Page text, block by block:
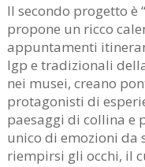
Il secondo progetto è “
propone un ricco
appuntamenti
Igp e tradizionali
nei musei, creano
protagonisti di
paesaggi di collina e
unico di emozioni da
riempirsi gli occhi, il